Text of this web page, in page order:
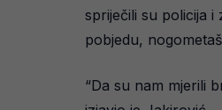
spriječili su policija i
pobjedu,
“Da su nam mjerili